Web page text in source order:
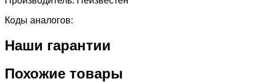
Коды аналогов:
Наши гарантии
Похожие товары